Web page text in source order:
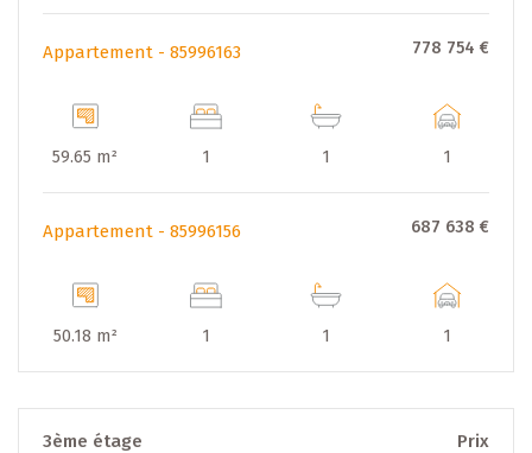
Appartement - 85996163 778 754 €
59.65 m² 1 1 1
Appartement - 85996156 687 638 €
50.18 m² 1 1 1
3ème étage Prix